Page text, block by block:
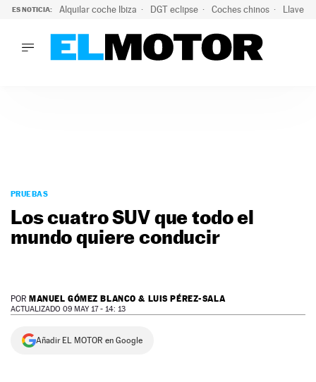
ES NOTICIA: Alquilar coche Ibiza DGT eclipse Coches chinos Llaves
PODCAST
MOTOS
TECNOLOGÍA
SERVICIOS
NEWSLETTER
PRUEBAS
Los cuatro SUV que todo el
mundo quiere conducir
POR MANUEL GÓMEZ BLANCO & LUIS PÉREZ-SALA
ACTUALIZADO 09 MAY 17 - 14: 13
Añadir EL MOTOR en Google